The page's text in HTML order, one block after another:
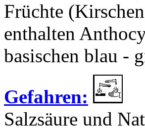
Früchte
enthalten
basischen blau -
Gefahren:
Salzsäure und